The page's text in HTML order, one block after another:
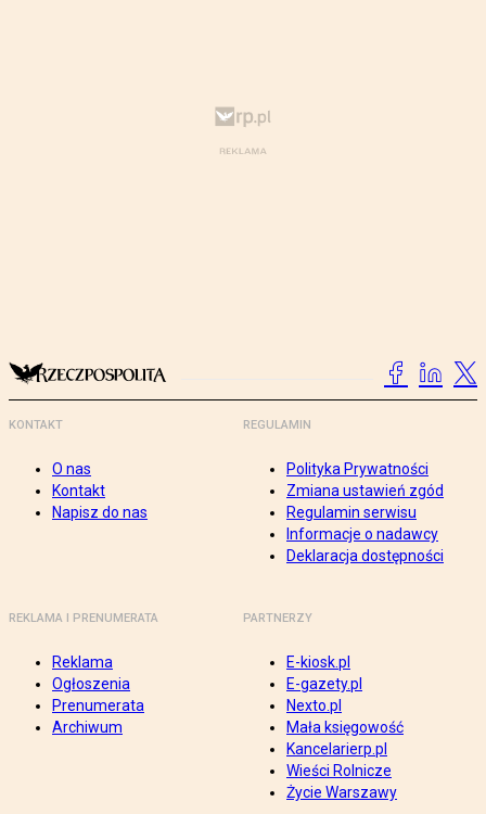
KONTAKT
O nas
Kontakt
Napisz do nas
REGULAMIN
Polityka Prywatności
Zmiana ustawień zgód
Regulamin serwisu
Informacje o nadawcy
Deklaracja dostępności
REKLAMA I PRENUMERATA
Reklama
Ogłoszenia
Prenumerata
Archiwum
PARTNERZY
E-kiosk.pl
E-gazety.pl
Nexto.pl
Mała księgowość
Kancelarierp.pl
Wieści Rolnicze
Życie Warszawy